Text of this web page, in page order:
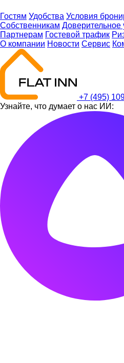
Гостям Удобства Условия
Собственникам Доверительное
Партнерам Гостевой трафик
О компании Новости Сервис
+7 (495)
Узнайте, что думает о нас ИИ: